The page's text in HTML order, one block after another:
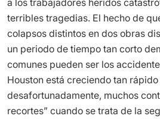
terribles tragedias. El hecho de
colapsos distintos en dos obras
un periodo de tiempo tan corto
comunes pueden ser los
Houston está creciendo tan rápido
desafortunadamente, muchos
recortes” cuando se trata de la